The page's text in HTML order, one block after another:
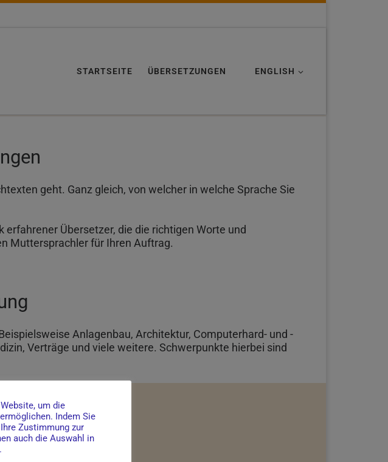
STARTSEITE ÜBERSETZUNGEN ENGLISH
geht. Ganz gleich, von welcher in welche Sprache Sie
Übersetzer, die die richtigen Worte und
Muttersprachler für Ihren Auftrag.
Anlagenbau, Architektur, Computerhard- und -
Verträge und viele weitere. Schwerpunkte hierbei sind
um die
Indem Sie
Zustimmung zur
auch die Auswahl in